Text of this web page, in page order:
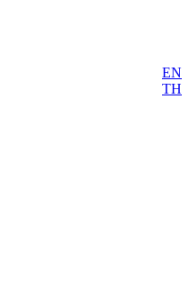
EN
TH